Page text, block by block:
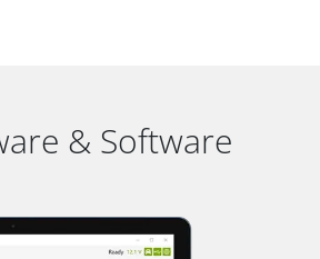
& Software